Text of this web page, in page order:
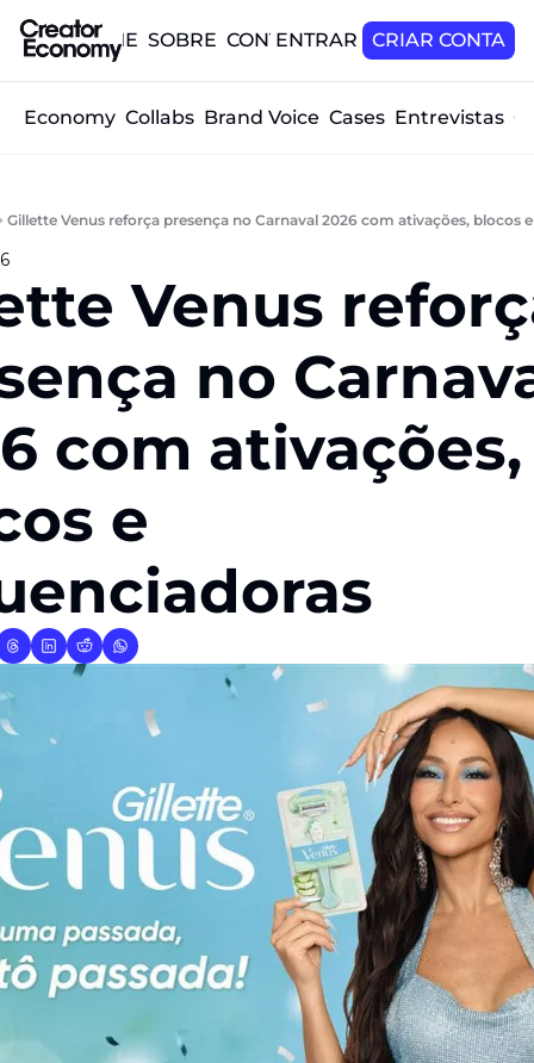
HOME SOBRE CONTATOENTRAR CRIAR CONTA
Economy Collabs Brand Voice Cases Entrevistas
Gillette Venus reforça presença no Carnaval 2026 com ativações, blocos
Venus
no
com ativações,
e